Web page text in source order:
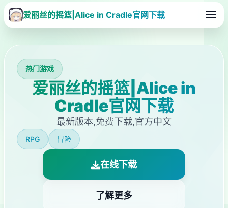
爱丽丝的摇篮|Alice in Cradle官网下载
热门游戏
爱丽丝的摇篮|Alice in
Cradle官网下载
最新版本,免费下载,官方中文
RPG 冒险
在线下载
了解更多